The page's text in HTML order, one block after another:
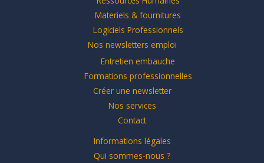
Materiels & fournitures
Logiciels Professionnels
Nos newsletters emploi
Entretien embauche
Formations professionnelles
Créer une newsletter
Nos services
Contact
Informations légales
Qui sommes-nous ?